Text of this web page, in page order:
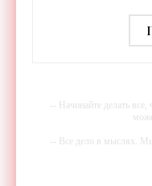
-- Начинайте делать
-- Все дело в мыслях.